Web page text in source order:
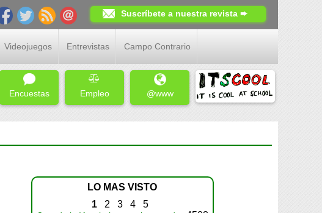
Suscríbete a nuestra revista ➨
Videojuegos Entrevistas Campo Contrario
Encuestas Empleo @www
LO MAS VISTO
1 2 3 4 5